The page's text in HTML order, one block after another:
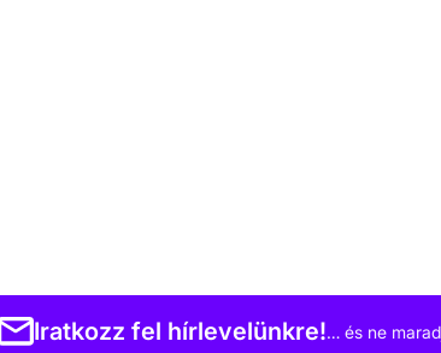
Iratkozz fel hírlevelünkre!… és ne